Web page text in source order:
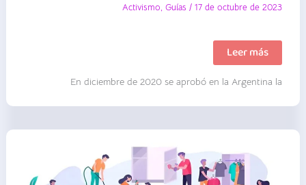
Activismo,Guías /17 de octubre de 2023
ABC
del
Legal
Argentina
FUSA
Guía
Leer más
En diciembre de 2020 se aprobó en la Argentina la